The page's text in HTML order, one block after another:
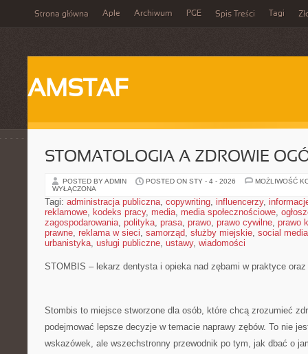
Strona główna Aple Archiwum PGE Spis Treści Tagi
AMSTAF
STOMATOLOGIA A ZDROWIE
POSTED BY ADMIN POSTED ON STY - 4 - 2026
MOŻLIWOŚĆ
WYŁĄCZONA
Tagi: administracja publiczna, copywriting, influencerzy,
reklamowe, kodeks pracy, media, media społecznościowe,
zagospodarowania, polityka, prasa, prawo, prawo cywilne, prawo
prawne, reklama w sieci, samorząd, służby miejskie, social media
urbanistyka, usługi publiczne, ustawy, wiadomości
STOMBIS – lekarz dentysta i opieka nad zębami w praktyce oraz
Stombis to miejsce stworzone dla osób, które chcą zrozumieć
podejmować lepsze decyzje w temacie naprawy zębów. To nie
wskazówek, ale wszechstronny przewodnik po tym, jak dbać o